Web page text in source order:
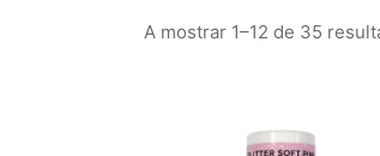
A mostrar 1–12 de 35